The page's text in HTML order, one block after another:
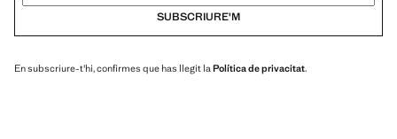
SUBSCRIURE'M
En subscriure-t'hi, confirmes que has llegit la Política de privacitat.